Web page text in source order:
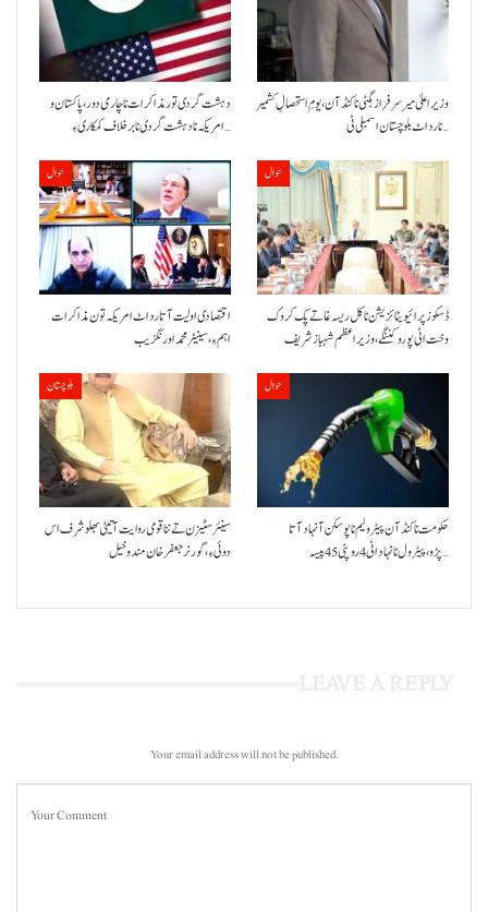
دہشت گردی تور مذاکرات نا چارمی دور،پاکستان و
امریکہ نا دہشت گردی نا برخلاف کمکاری ءِ…
وزیراعلیٰ میر سرفراز بگٹی نا کنڈ آن،یومِ استحصالِ کشمیر
نا رد اٹ بلوچستان اسمبلی ٹی…
حوال
اقتصادی اولیت آتا رد اٹ امریکہ تون مذاکرات
اہم ءِ،سینیٹر محمد اورنگزیب
حوال
ڈسکوز پرائیویٹائزیشن نا کل ریسہ غاتے پک کروک
وخت اٹی پورو کننگے ،وزیراعظم شہباز شریف
بلوچستان
سینئر سٹیزن تے ننا قومی روایت آتیٹی بھلو شرف اس
دوئی ءِ،گورنر جعفرخان مندوخیل
حوال
حکومت نا کنڈ آن پیٹرولیم نا پوسکن آ نہاد آتا
پڑو،پیٹرول نا نہاد اٹی 4 روپئی 45 پیسہ…
Your email address will not be published.